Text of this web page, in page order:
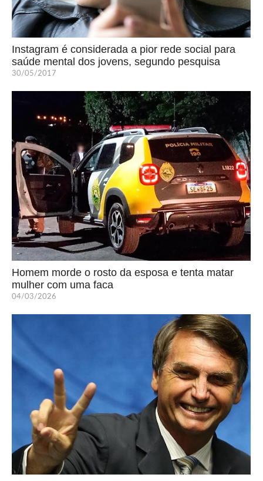
Instagram é considerada a pior rede social para
saúde mental dos jovens, segundo pesquisa
30/05/2017
Homem morde o rosto da esposa e tenta matar
mulher com uma faca
04/03/2026